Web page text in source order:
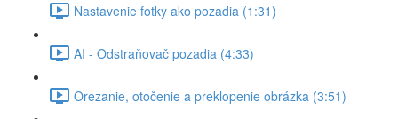
Nastavenie fotky ako pozadia (1:31)
AI - Odstraňovač pozadia (4:33)
Orezanie, otočenie a preklopenie obrázka (3:51)